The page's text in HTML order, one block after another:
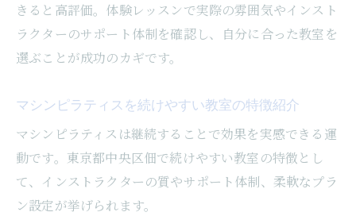
きると高評価。体験レッスンで実際の雰囲気やインスト
ラクターのサポート体制を確認し、自分に合った教室を
選ぶことが成功のカギです。
マシンピラティスを続けやすい教室の特徴紹介
マシンピラティスは継続することで効果を実感できる運
動です。東京都中央区佃で続けやすい教室の特徴とし
て、インストラクターの質やサポート体制、柔軟なプラ
ン設定が挙げられます。